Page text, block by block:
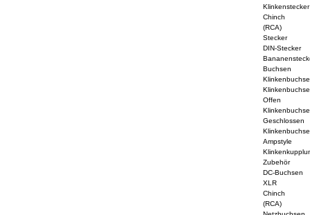
Klinkenstecker
Chinch
(RCA)
Stecker
DIN-Stecker
Buchsen
Offen
Geschlossen
Ampstyle
Zubehör
DC-Buchsen
XLR
Chinch
(RCA)